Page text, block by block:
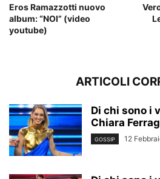
Eros Ramazzotti nuovo
album: “NOI” (video
youtube)
ARTICOLI
Di chi sono i
Chiara
GOSSIP 12